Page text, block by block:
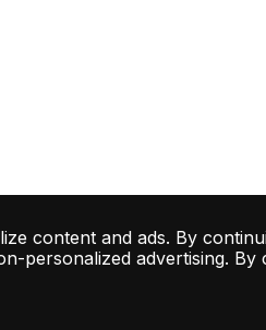
content and ads. By
personalized advertising.